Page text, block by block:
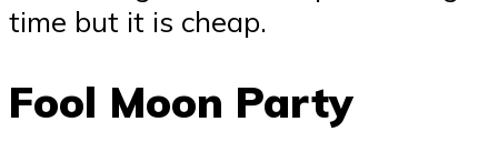
time but it is cheap.
Fool Moon Party